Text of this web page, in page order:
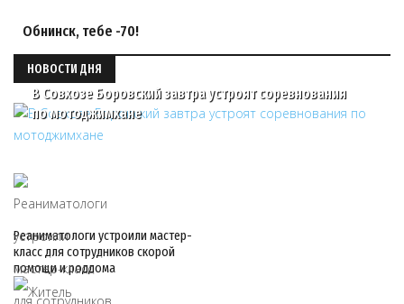
Обнинск, тебе -70!
НОВОСТИ ДНЯ
В Совхозе Боровский завтра устроят соревнования
по мотоджимхане
Реаниматологи устроили мастер-
класс для сотрудников скорой
помощи и роддома